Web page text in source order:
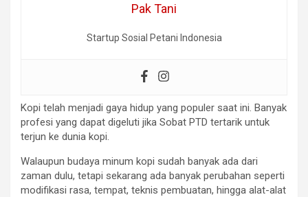
Pak Tani
Startup Sosial Petani Indonesia
Kopi telah menjadi gaya hidup yang populer saat ini. Banyak
profesi yang dapat digeluti jika Sobat PTD tertarik untuk
terjun ke dunia kopi.
Walaupun budaya minum kopi sudah banyak ada dari
zaman dulu, tetapi sekarang ada banyak perubahan seperti
modifikasi rasa, tempat, teknis pembuatan, hingga alat-alat